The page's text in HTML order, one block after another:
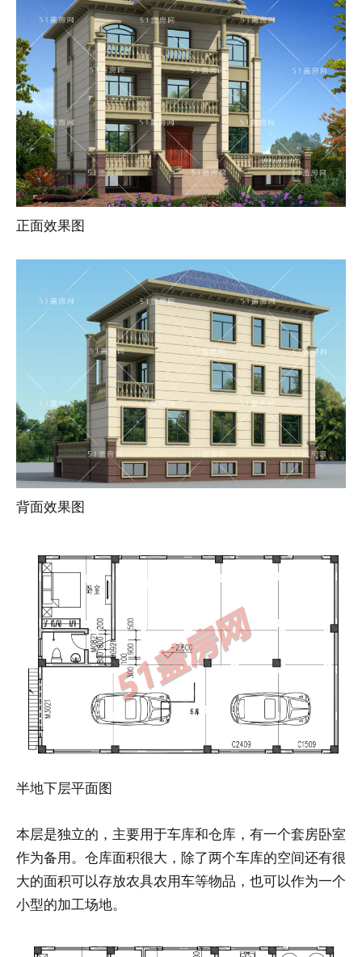
正面效果图
背面效果图
半地下层平面图
本层是独立的，主要用于车库和仓库，有一个套房卧室
作为备用。仓库面积很大，除了两个车库的空间还有很
大的面积可以存放农具农用车等物品，也可以作为一个
小型的加工场地。